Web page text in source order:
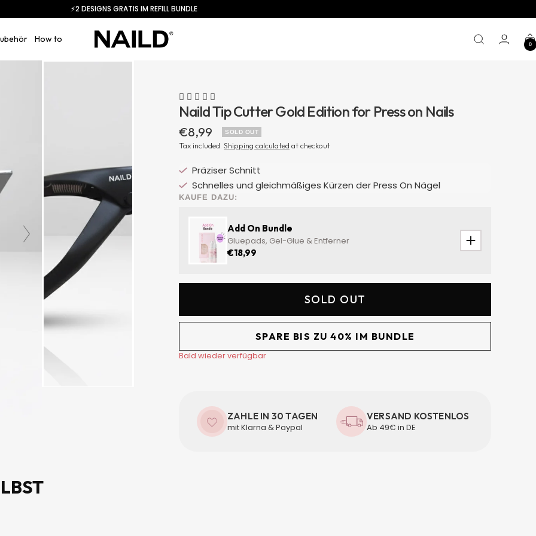
⚡️2 DESIGNS GRATIS IM REFILL BUNDLE
How to NAILD.de
0
Naild Tip Cutter Gold Edition for Press on Nails
Sale
price
€8,99 SOLD OUT
Tax included. Shipping calculated at checkout
Präziser Schnitt
Schnelles und gleichmäßiges Kürzen der Press On Nägel
KAUFE DAZU:
Add On Bundle
Gluepads, Gel-Glue & Entferner
€18,99
SOLD OUT
SPARE BIS ZU 40% IM BUNDLE
Bald wieder verfügbar
ZAHLE IN 30 TAGEN
mit Klarna & Paypal
VERSAND KOSTENLOS
Ab 49€ in DE